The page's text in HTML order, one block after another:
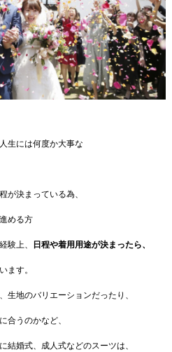
生には何度か大事な
が決まっている為、
める方
験上、 日程や着用用途が決まったら、
ます。
生地のバリエーションだったり、
合うのかなど、
結婚式、成人式などのスーツは、